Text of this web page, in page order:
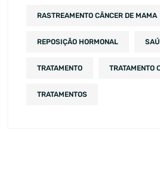
RASTREAMENTO CÂNCER DE MAMA
REPOSIÇÃO HORMONAL
TRATAMENTO TRATAMENTO
TRATAMENTOS